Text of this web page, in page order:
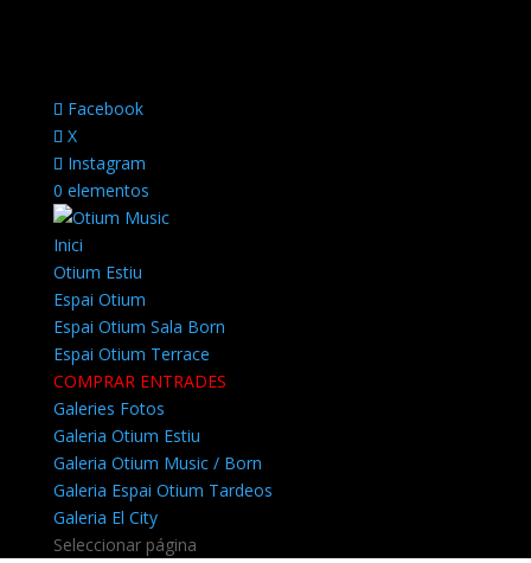
Facebook
X
Instagram
0 elementos
Inici
Otium Estiu
Espai Otium
Espai Otium Sala Born
Espai Otium Terrace
COMPRAR ENTRADES
Galeries Fotos
Galeria Otium Estiu
Galeria Otium Music / Born
Galeria Espai Otium Tardeos
Galeria El City
Seleccionar página